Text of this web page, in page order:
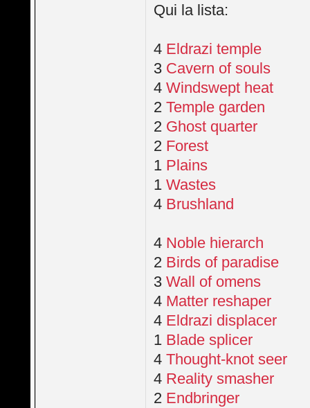
Qui la lista:
4 Eldrazi temple
3 Cavern of souls
4Windswept heat
2Temple garden
2 Ghost quarter
2 Forest
1 Plains
1Wastes
4 Brushland
4 Noble hierarch
2 Birds of paradise
3Wall of omens
4 Matter reshaper
4 Eldrazi displacer
1 Blade splicer
4Thought-knot seer
4 Reality smasher
2 Endbringer